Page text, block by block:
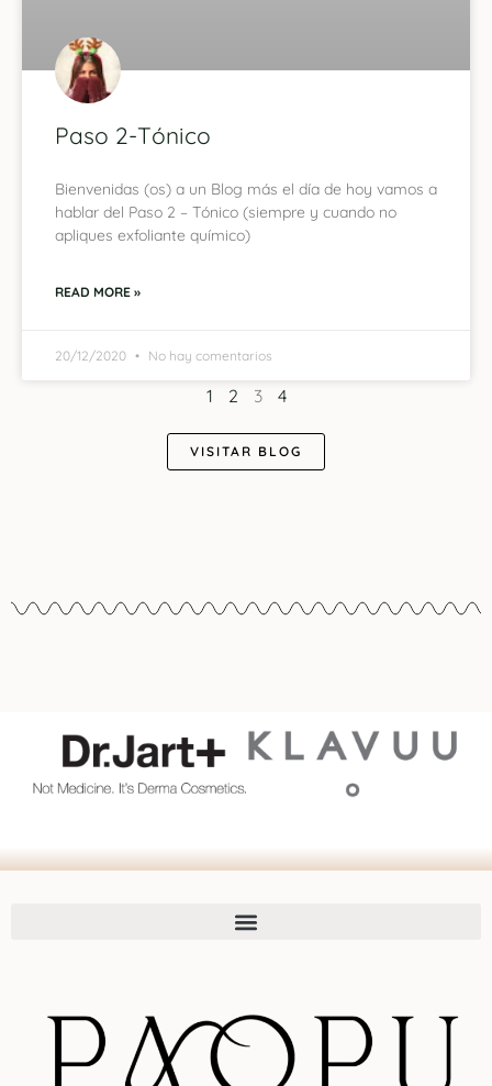
Paso 2-Tónico
Bienvenidas (os) a un Blog más el día de hoy vamos a
hablar del Paso 2 – Tónico (siempre y cuando no
apliques exfoliante químico)
READ MORE »
20/12/2020 No hay comentarios
1 2 3 4
VISITAR BLOG